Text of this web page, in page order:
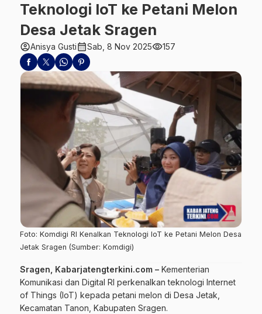
Teknologi IoT ke Petani Melon
Desa Jetak Sragen
account_circleAnisya Gusticalendar_monthSab, 8 Nov 2025visibility157
Foto: Komdigi RI Kenalkan Teknologi IoT ke Petani Melon Desa
Jetak Sragen (Sumber: Komdigi)
Sragen, Kabarjatengterkini.com – Kementerian
Komunikasi dan Digital RI perkenalkan teknologi Internet
of Things (IoT) kepada petani melon di Desa Jetak,
Kecamatan Tanon, Kabupaten Sragen.